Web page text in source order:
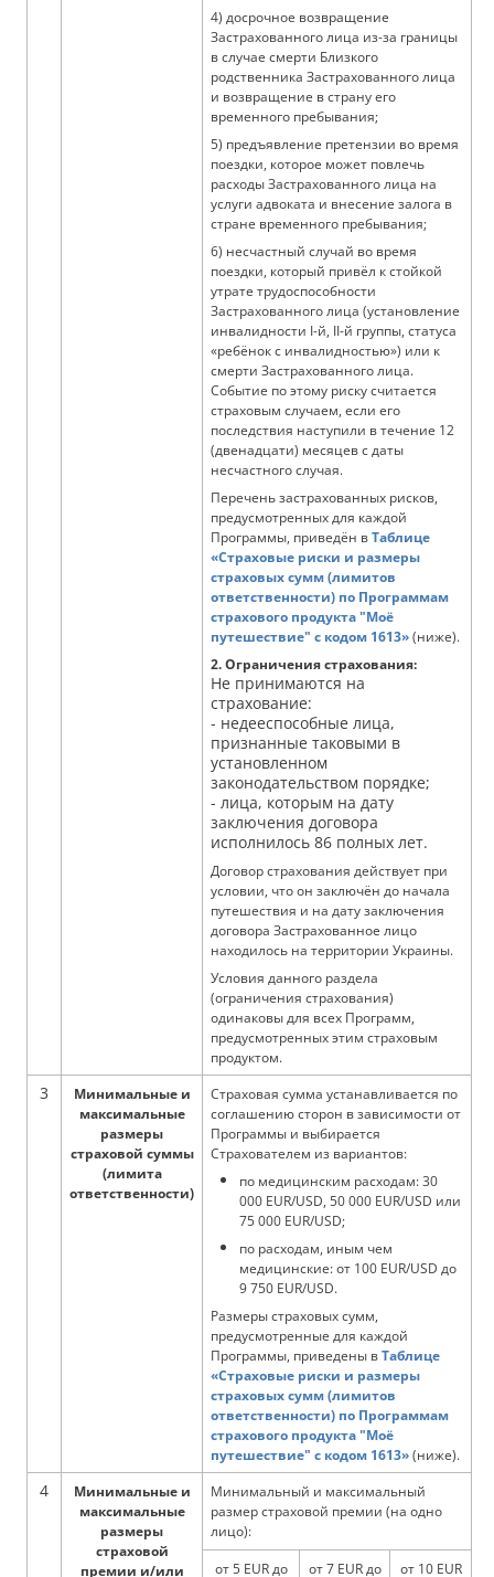
4) досрочное возвращение
Застрахованного лица из-за границы
в случае смерти Близкого
родственника Застрахованного лица
и возвращение в страну его
временного пребывания;
5) предъявление претензии во время
поездки, которое может повлечь
расходы Застрахованного лица на
услуги адвоката и внесение залога в
стране временного пребывания;
6) несчастный случай во время
поездки, который привёл к стойкой
утрате трудоспособности
Застрахованного лица (установление
инвалидности I-й, II-й группы, статуса
«ребёнок с инвалидностью») или к
смерти Застрахованного лица.
Событие по этому риску считается
страховым случаем, если его
последствия наступили в течение 12
(двенадцати) месяцев с даты
несчастного случая.
Перечень застрахованных рисков,
предусмотренных для каждой
Программы, приведён вТаблице
«Страховые риски и размеры
страховых сумм (лимитов
ответственности) по Программам
страхового продукта "Моё
путешествие" с кодом 1613»(ниже).
2. Ограничения страхования:
Не принимаются на
страхование:
- недееспособные лица,
признанные таковыми в
установленном
законодательством порядке;
- лица, которым на дату
заключения договора
исполнилось 86 полных лет.
Договор страхования действует при
условии, что он заключён до начала
путешествия и на дату заключения
договора Застрахованное лицо
находилось на территории Украины.
Условия данного раздела
(ограничения страхования)
одинаковы для всех Программ,
предусмотренных этим страховым
продуктом.
3
Минимальные и
максимальные
размеры
страховой суммы
(лимита
ответственности)
Страховая сумма устанавливается по
соглашению сторон в зависимости от
Программы и выбирается
Страхователем из вариантов:
по медицинским расходам: 30
000 EUR/USD, 50 000 EUR/USD или
75 000 EUR/USD;
по расходам, иным чем
медицинские: от 100 EUR/USD до
9 750 EUR/USD.
Размеры страховых сумм,
предусмотренные для каждой
Программы, приведены вТаблице
«Страховые риски и размеры
страховых сумм (лимитов
ответственности) по Программам
страхового продукта "Моё
путешествие" с кодом 1613»(ниже).
4
Минимальные и
максимальные
размеры
страховой
премии и/или
Минимальный и максимальный
размер страховой премии (на одно
лицо):
от 5 EUR до
от 7 EUR до от 10 EUR